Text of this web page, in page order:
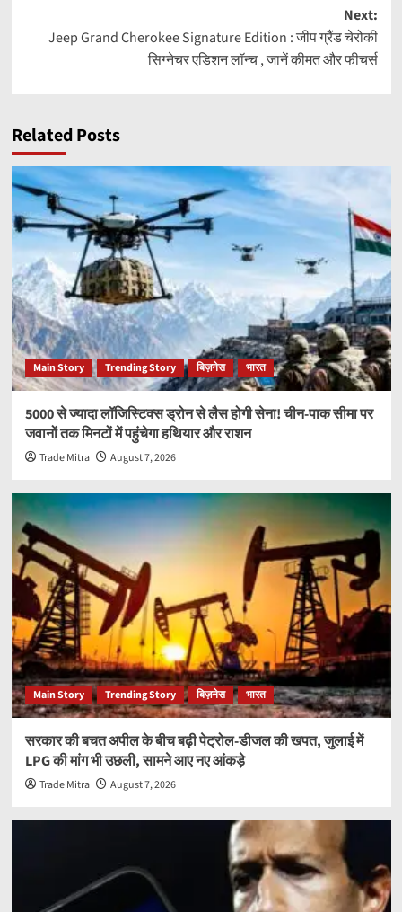
Next:
Jeep Grand Cherokee Signature Edition : जीप ग्रैंड चेरोकी
सिग्नेचर एडिशन लॉन्च , जानें कीमत और फीचर्स
Related Posts
Main Story Trending Story बिज़नेस भारत
5000 से ज्यादा लॉजिस्टिक्स ड्रोन से लैस होगी सेना! चीन-पाक सीमा पर
जवानों तक मिनटों में पहुंचेगा हथियार और राशन
Trade Mitra August 7, 2026
Main Story Trending Story बिज़नेस भारत
सरकार की बचत अपील के बीच बढ़ी पेट्रोल-डीजल की खपत, जुलाई में
LPG की मांग भी उछली, सामने आए नए आंकड़े
Trade Mitra August 7, 2026